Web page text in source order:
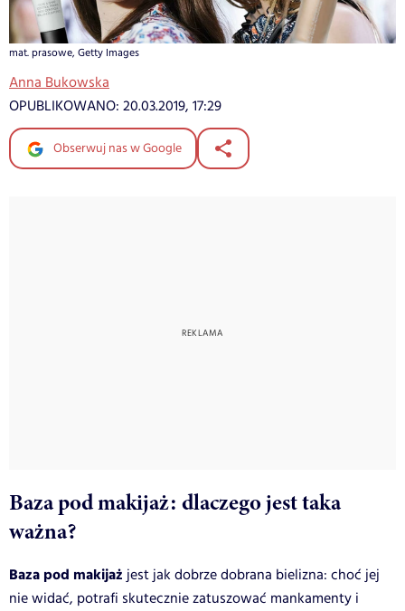
mat. prasowe, Getty Images
Anna Bukowska
OPUBLIKOWANO: 20.03.2019, 17:29
Obserwuj nas w Google
Baza pod makijaż: dlaczego jest taka
ważna?
Baza pod makijażjest jak dobrze dobrana bielizna: choć jej
nie widać, potrafi skutecznie zatuszować mankamenty i